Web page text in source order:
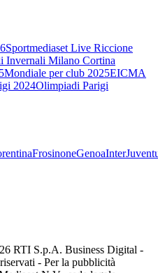
Sportmediaset Live Riccione
Invernali Milano Cortina
Mondiale per club 2025EICMA
2024Olimpiadi Parigi
FrosinoneGenoaInter
RTI S.p.A. Business Digital -
- Per la pubblicità